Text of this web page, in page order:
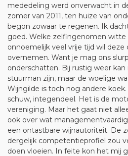
mededeling werd onverwacht in
zomer van 2011, ten huize van
begon zowaar te regenen. Ik
goed. Welke zelfingenomen witte
onnoemelijk veel vrije tijd wil deze
overnemen. Want je mag ons
onderschatten. Bij rustig weer
stuurman zijn, maar de woelige
Wijngilde is toch nog andere
schuw, integendeel. Het is de
vereniging. Maar het gaat niet
ook over wat
een ontastbare wijnautoriteit. De
dergelijk competentieprofiel zou
doen vloeien. In feite kon het mij